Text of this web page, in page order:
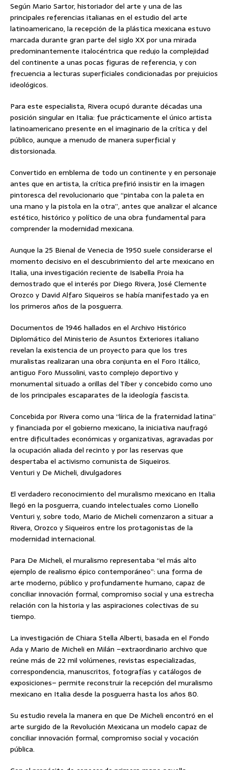
Según Mario Sartor, historiador del arte y una de las
principales referencias italianas en el estudio del arte
latinoamericano, la recepción de la plástica mexicana estuvo
marcada durante gran parte del siglo XX por una mirada
predominantemente italocéntrica que redujo la complejidad
del continente a unas pocas figuras de referencia, y con
frecuencia a lecturas superficiales condicionadas por prejuicios
ideológicos.
Para este especialista, Rivera ocupó durante décadas una
posición singular en Italia: fue prácticamente el único artista
latinoamericano presente en el imaginario de la crítica y del
público, aunque a menudo de manera superficial y
distorsionada.
Convertido en emblema de todo un continente y en personaje
antes que en artista, la crítica prefirió insistir en la imagen
pintoresca del revolucionario que “pintaba con la paleta en
una mano y la pistola en la otra”, antes que analizar el alcance
estético, histórico y político de una obra fundamental para
comprender la modernidad mexicana.
Aunque la 25 Bienal de Venecia de 1950 suele considerarse el
momento decisivo en el descubrimiento del arte mexicano en
Italia, una investigación reciente de Isabella Proia ha
demostrado que el interés por Diego Rivera, José Clemente
Orozco y David Alfaro Siqueiros se había manifestado ya en
los primeros años de la posguerra.
Documentos de 1946 hallados en el Archivo Histórico
Diplomático del Ministerio de Asuntos Exteriores italiano
revelan la existencia de un proyecto para que los tres
muralistas realizaran una obra conjunta en el Foro Itálico,
antiguo Foro Mussolini, vasto complejo deportivo y
monumental situado a orillas del Tíber y concebido como uno
de los principales escaparates de la ideología fascista.
Concebida por Rivera como una “lírica de la fraternidad latina”
y financiada por el gobierno mexicano, la iniciativa naufragó
entre dificultades económicas y organizativas, agravadas por
la ocupación aliada del recinto y por las reservas que
despertaba el activismo comunista de Siqueiros.
Venturi y De Micheli, divulgadores
El verdadero reconocimiento del muralismo mexicano en Italia
llegó en la posguerra, cuando intelectuales como Lionello
Venturi y, sobre todo, Mario de Micheli comenzaron a situar a
Rivera, Orozco y Siqueiros entre los protagonistas de la
modernidad internacional.
Para De Micheli, el muralismo representaba “el más alto
ejemplo de realismo épico contemporáneo”: una forma de
arte moderno, público y profundamente humano, capaz de
conciliar innovación formal, compromiso social y una estrecha
relación con la historia y las aspiraciones colectivas de su
tiempo.
La investigación de Chiara Stella Alberti, basada en el Fondo
Ada y Mario de Micheli en Milán –extraordinario archivo que
reúne más de 22 mil volúmenes, revistas especializadas,
correspondencia, manuscritos, fotografías y catálogos de
exposiciones– permite reconstruir la recepción del muralismo
mexicano en Italia desde la posguerra hasta los años 80.
Su estudio revela la manera en que De Micheli encontró en el
arte surgido de la Revolución Mexicana un modelo capaz de
conciliar innovación formal, compromiso social y vocación
pública.